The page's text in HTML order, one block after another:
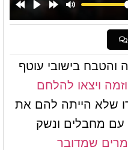
בישובי עוטף
ויצאו להלחם
שלא הייתה להם את
עם מחבלים ונשק
שמדובר